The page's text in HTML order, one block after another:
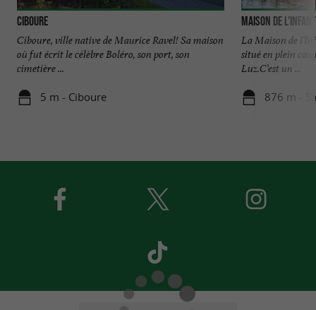
Ciboure
Ciboure, ville native de Maurice Ravel! Sa maison
où fut écrit le célèbre Boléro, son port, son
cimetière ...
5 m - Ciboure
Maison de
La Maison de
situé en plein
Luz.C’est un ...
876 m -